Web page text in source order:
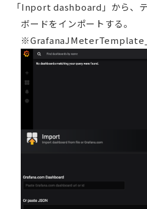
「Inport dashboard」から、
ボードをインポートする。